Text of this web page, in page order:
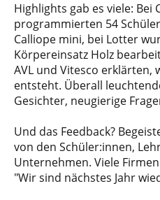
Highlights gab es viele: Bei
programmierten 54
Calliope mini, bei Lotter
Körpereinsatz Holz
AVL und Vitesco erklärten,
entsteht. Überall
Gesichter, neugierige
Und das Feedback?
von den Schüler:innen,
Unternehmen. Viele
"Wir sind nächstes Jahr